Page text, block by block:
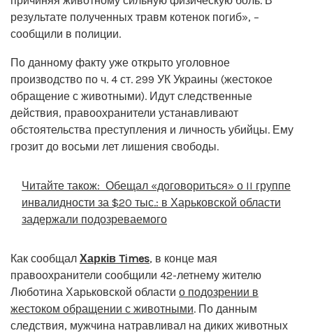
результате полученных травм котенок погиб», –
сообщили в полиции.
По данному факту уже открыто уголовное
производство по ч. 4 ст. 299 УК Украины (жестокое
обращение с животными). Идут следственные
действия, правоохранители устанавливают
обстоятельства преступления и личность убийцы. Ему
грозит до восьми лет лишения свободы.
Читайте також: Обещал «договориться» о II группе
инвалидности за $20 тыс.: в Харьковской области
задержали подозреваемого
Как сообщал Харків Times, в конце мая
правоохранители сообщили 42-летнему жителю
Люботина Харьковской области о подозрении в
жестоком обращении с животными. По данным
следствия, мужчина натравливал на диких животных